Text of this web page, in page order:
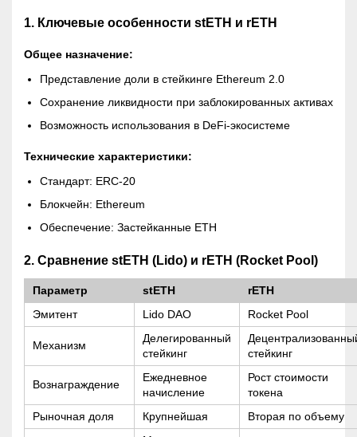
1. Ключевые особенности stETH и rETH
Общее назначение:
Представление доли в стейкинге Ethereum 2.0
Сохранение ликвидности при заблокированных активах
Возможность использования в DeFi-экосистеме
Технические характеристики:
Стандарт: ERC-20
Блокчейн: Ethereum
Обеспечение: Застейканные ETH
2. Сравнение stETH (Lido) и rETH (Rocket Pool)
Параметр stETH
rETH
Эмитент
Lido DAO Rocket Pool
Механизм
Делегированный
стейкинг
стейкинг
Вознаграждение
Ежедневное
начисление
Рост стоимости
токена
Рыночная доля
Крупнейшая Вторая по объему